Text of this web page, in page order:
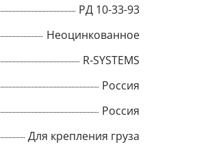
РД 10-33-93
Неоцинкованное
R-SYSTEMS
Россия
Россия
Для крепления груза